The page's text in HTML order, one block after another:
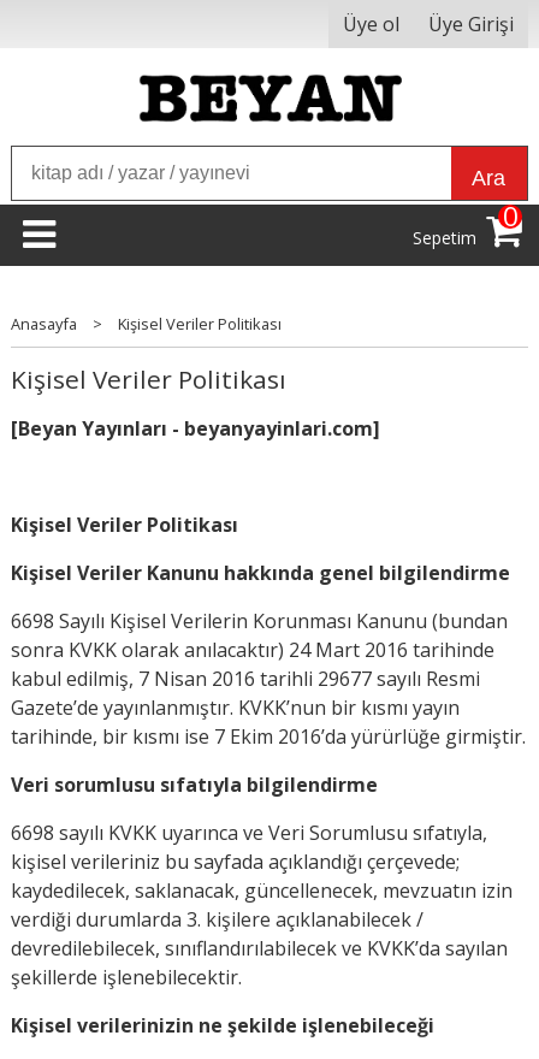
Üye ol Üye Girişi
Ara
Sepetim
0
Anasayfa > Kişisel Veriler Politikası
Kişisel Veriler Politikası
[Beyan Yayınları - beyanyayinlari.com]
Kişisel Veriler Politikası
Kişisel Veriler Kanunu hakkında genel bilgilendirme
6698 Sayılı Kişisel Verilerin Korunması Kanunu (bundan
sonra KVKK olarak anılacaktır) 24 Mart 2016 tarihinde
kabul edilmiş, 7 Nisan 2016 tarihli 29677 sayılı Resmi
Gazete’de yayınlanmıştır. KVKK’nun bir kısmı yayın
tarihinde, bir kısmı ise 7 Ekim 2016’da yürürlüğe girmiştir.
Veri sorumlusu sıfatıyla bilgilendirme
6698 sayılı KVKK uyarınca ve Veri Sorumlusu sıfatıyla,
kişisel verileriniz bu sayfada açıklandığı çerçevede;
kaydedilecek, saklanacak, güncellenecek, mevzuatın izin
verdiği durumlarda 3. kişilere açıklanabilecek /
devredilebilecek, sınıflandırılabilecek ve KVKK’da sayılan
şekillerde işlenebilecektir.
Kişisel verilerinizin ne şekilde işlenebileceği